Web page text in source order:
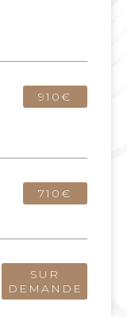
910€
710€
SUR
DEMANDE